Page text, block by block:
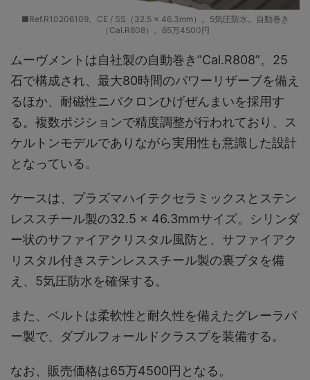
■Ref.R10206109。CE / SS（32.5 × 46.3mm）。5気圧防水。自動巻き
（Cal.R808）。65万4500円
ムーヴメントは自社製の自動巻き”Cal.R808”。25
石で構成され、最大80時間のパワーリザーブを備え
るほか、耐磁性ニバクロンひげぜんまいを採用す
る。複数ポジションで精度調整が行われており、ス
ケルトンモデルでありながら実用性も意識した設計
となっている。
ケースは、プラズマハイテクセラミックスとステン
レススチール製の32.5 × 46.3mmサイズ。シリンダ
ー状のサファイアクリスタル風防と、サファイアク
リスタル付きステンレススチール製の裏ブタを備
え、5気圧防水を確保する。
また、ベルトは柔軟性と耐久性を備えたグレーラバ
ー製で、ダブルフォールドクラスプを装備する。
なお、販売価格は65万4500円となる。